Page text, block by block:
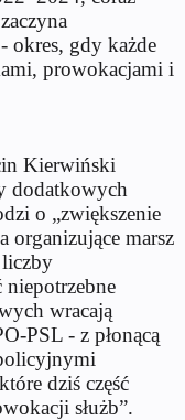
okres, gdy każde
prowokacjami i
Kierwiński
dodatkowych
o „zwiększenie
organizujące marsz
liczby
wracają
PSL - z płonącą
dziś część
służb”.